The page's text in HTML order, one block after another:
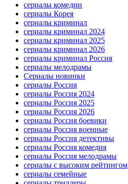
сериалы комедии
сериалы Корея
сериалы криминал
сериалы криминал 2024
сериалы криминал 2025
сериалы криминал 2026
сериалы криминал Россия
сериалы мелодрамы
Сериалы новинки
сериалы Россия
сериалы Россия 2024
сериалы Россия 2025
сериалы Россия 2026
сериалы Россия боевики
сериалы Россия военные
сериалы Россия детективы
сериалы Россия комедия
сериалы Россия мелодрамы
сериалы с высоким рейтингом
сериалы семейные